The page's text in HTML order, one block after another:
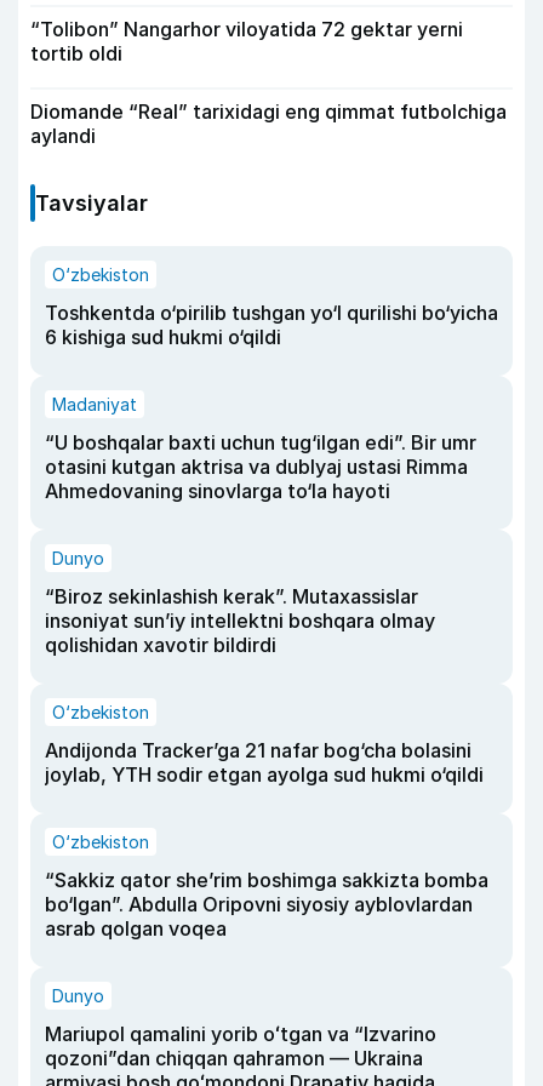
“Tolibon” Nangarhor viloyatida 72 gektar yerni
tortib oldi
Diomande “Real” tarixidagi eng qimmat futbolchiga
aylandi
Tavsiyalar
O‘zbekiston
Toshkentda o‘pirilib tushgan yo‘l qurilishi bo‘yicha
6 kishiga sud hukmi o‘qildi
Madaniyat
“U boshqalar baxti uchun tug‘ilgan edi”. Bir umr
otasini kutgan aktrisa va dublyaj ustasi Rimma
Ahmedovaning sinovlarga to‘la hayoti
Dunyo
“Biroz sekinlashish kerak”. Mutaxassislar
insoniyat sun’iy intellektni boshqara olmay
qolishidan xavotir bildirdi
O‘zbekiston
Andijonda Tracker’ga 21 nafar bog‘cha bolasini
joylab, YTH sodir etgan ayolga sud hukmi o‘qildi
O‘zbekiston
“Sakkiz qator she’rim boshimga sakkizta bomba
bo‘lgan”. Abdulla Oripovni siyosiy ayblovlardan
asrab qolgan voqea
Dunyo
Mariupol qamalini yorib oʻtgan va “Izvarino
qozoni”dan chiqqan qahramon — Ukraina